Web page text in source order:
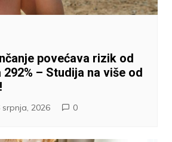
povećava rizik od
– Studija na više od
srpnja, 2026 0